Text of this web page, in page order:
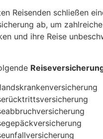
Reisenden schließen
ab, um
und ihre Reise